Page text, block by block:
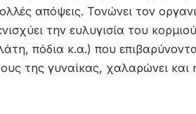
απόψεις. Τονώνει τον
την ευλυγισία του
πόδια κ.α.) που
της γυναίκας, χαλαρώνει και